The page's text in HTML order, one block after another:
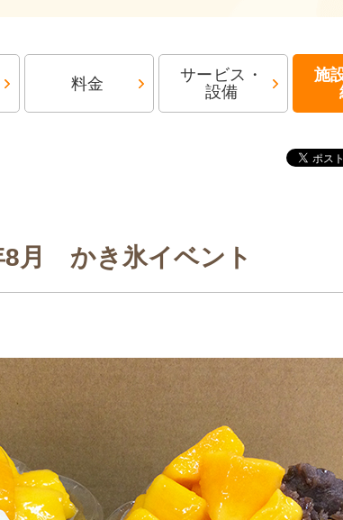
料金
サービス・
設備
施
8月 かき氷イベント